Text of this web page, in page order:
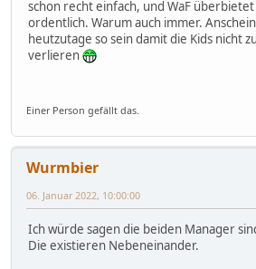
schon recht einfach, und WaF überbietet
ordentlich. Warum auch immer.
heutzutage so sein damit die Kids nicht
verlieren
Einer Person gefällt das.
Wurmbier
06. Januar 2022, 10:00:00
Ich würde sagen die beiden Manager
Die existieren Nebeneinander.